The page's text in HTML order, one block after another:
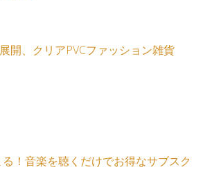
開、クリアPVCファッション雑貨
！音楽を聴くだけでお得なサブスク